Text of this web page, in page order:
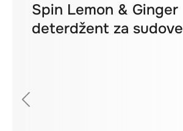
Spin Lemon & Ginger
deterdžent za sudove